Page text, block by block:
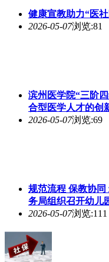
健康宣教助力“医
2026-05-07浏览:81
滨州医学院“三阶
合型医学人才的创
2026-05-07浏览:69
规范流程 保教协
务局组织召开幼儿
2026-05-07浏览:111